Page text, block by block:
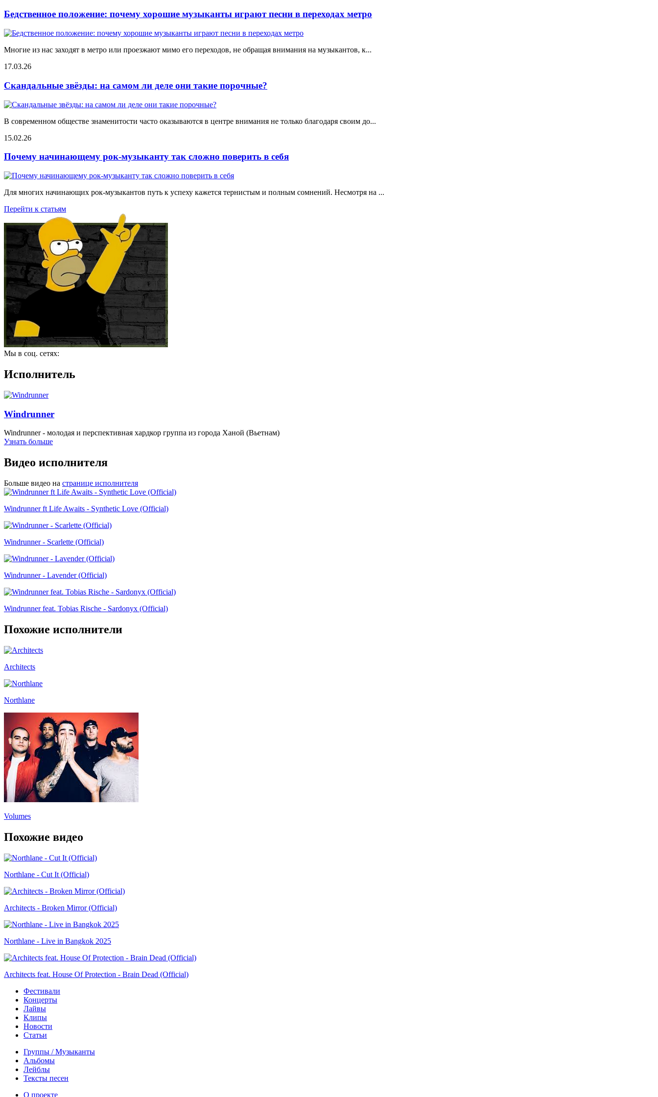
Бедственное положение: почему хорошие музыканты играют песни в переходах метро
Многие из нас заходят в метро или проезжают мимо его переходов, не обращая внимания на музыкантов, к...
17.03.26
Скандальные звёзды: на самом ли деле они такие порочные?
В современном обществе знаменитости часто оказываются в центре внимания не только благодаря своим до...
15.02.26
Почему начинающему рок-музыканту так сложно поверить в себя
Для многих начинающих рок-музыкантов путь к успеху кажется тернистым и полным сомнений. Несмотря на ...
Перейти к статьям
Мы в соц. сетях:
Исполнитель
Windrunner
Windrunner - молодая и перспективная хардкор группа из города Ханой (Вьетнам)
Узнать больше
Видео исполнителя
Больше видео на странице исполнителя
Windrunner ft Life Awaits - Synthetic Love (Official)
Windrunner - Scarlette (Official)
Windrunner - Lavender (Official)
Windrunner feat. Tobias Rische - Sardonyx (Official)
Похожие исполнители
Architects
Northlane
Volumes
Похожие видео
Northlane - Cut It (Official)
Architects - Broken Mirror (Official)
Northlane - Live in Bangkok 2025
Architects feat. House Of Protection - Brain Dead (Official)
Фестивали
Концерты
Лайвы
Клипы
Новости
Статьи
Группы / Музыканты
Альбомы
Лейблы
Тексты песен
О проекте